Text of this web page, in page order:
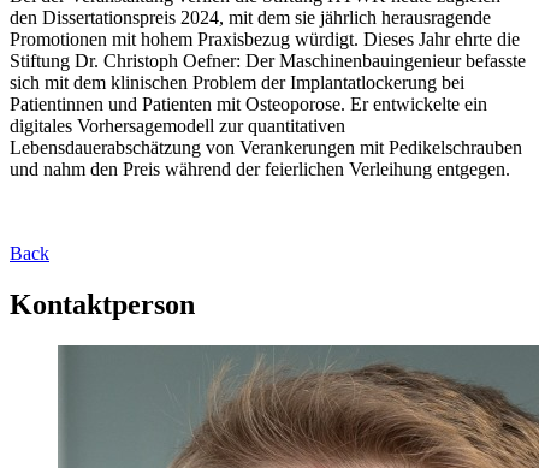
den Dissertationspreis 2024, mit dem sie jährlich herausragende
Promotionen mit hohem Praxisbezug würdigt. Dieses Jahr ehrte die
Stiftung Dr. Christoph Oefner: Der Maschinenbauingenieur befasste
sich mit dem klinischen Problem der Implantatlockerung bei
Patientinnen und Patienten mit Osteoporose. Er entwickelte ein
digitales Vorhersagemodell zur quantitativen
Lebensdauerabschätzung von Verankerungen mit Pedikelschrauben
und nahm den Preis während der feierlichen Verleihung entgegen.
Back
Kontaktperson